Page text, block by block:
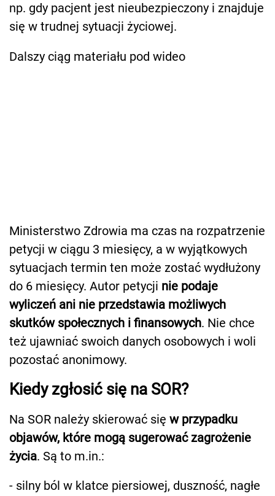
np. gdy pacjent jest nieubezpieczony i znajduje
się w trudnej sytuacji życiowej.
Dalszy ciąg materiału pod wideo
Ministerstwo Zdrowia ma czas na rozpatrzenie
petycji w ciągu 3 miesięcy, a w wyjątkowych
sytuacjach termin ten może zostać wydłużony
do 6 miesięcy. Autor petycji nie podaje
wyliczeń ani nie przedstawia możliwych
skutków społecznych i finansowych. Nie chce
też ujawniać swoich danych osobowych i woli
pozostać anonimowy.
Kiedy zgłosić się na SOR?
Na SOR należy skierować się w przypadku
objawów, które mogą sugerować zagrożenie
życia. Są to m.in.:
- silny ból w klatce piersiowej, duszność, nagłe